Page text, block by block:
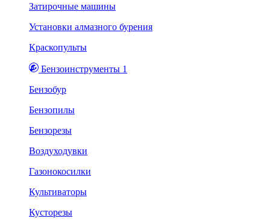
Затирочные машины
Установки алмазного бурения
Краскопульты
Бензоинструменты 1
Бензобур
Бензопилы
Бензорезы
Воздуходувки
Газонокосилки
Культиваторы
Кусторезы